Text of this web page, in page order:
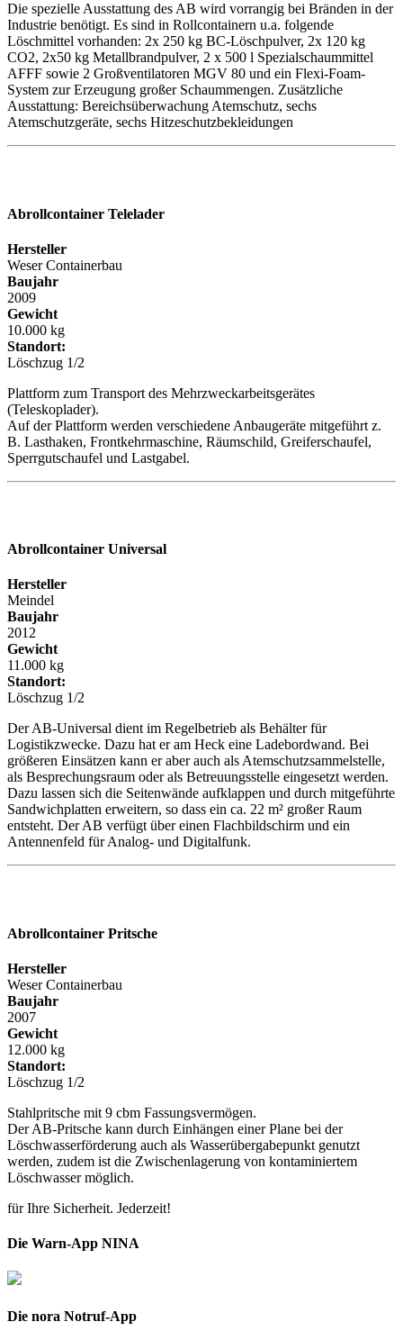
Die spezielle Ausstattung des AB wird vorrangig bei Bränden in der
Industrie benötigt. Es sind in Rollcontainern u.a. folgende
Löschmittel vorhanden: 2x 250 kg BC-Löschpulver, 2x 120 kg
CO2, 2x50 kg Metallbrandpulver, 2 x 500 l Spezialschaummittel
AFFF sowie 2 Großventilatoren MGV 80 und ein Flexi-Foam-
System zur Erzeugung großer Schaummengen. Zusätzliche
Ausstattung: Bereichsüberwachung Atemschutz, sechs
Atemschutzgeräte, sechs Hitzeschutzbekleidungen
Abrollcontainer Telelader
Hersteller
Weser Containerbau
Baujahr
2009
Gewicht
10.000 kg
Standort:
Löschzug 1/2
Plattform zum Transport des Mehrzweckarbeitsgerätes
(Teleskoplader).
Auf der Plattform werden verschiedene Anbaugeräte mitgeführt z.
B. Lasthaken, Frontkehrmaschine, Räumschild, Greiferschaufel,
Sperrgutschaufel und Lastgabel.
Abrollcontainer Universal
Hersteller
Meindel
Baujahr
2012
Gewicht
11.000 kg
Standort:
Löschzug 1/2
Der AB-Universal dient im Regelbetrieb als Behälter für
Logistikzwecke. Dazu hat er am Heck eine Ladebordwand. Bei
größeren Einsätzen kann er aber auch als Atemschutzsammelstelle,
als Besprechungsraum oder als Betreuungsstelle eingesetzt werden.
Dazu lassen sich die Seitenwände aufklappen und durch mitgeführte
Sandwichplatten erweitern, so dass ein ca. 22 m² großer Raum
entsteht. Der AB verfügt über einen Flachbildschirm und ein
Antennenfeld für Analog- und Digitalfunk.
Abrollcontainer Pritsche
Hersteller
Weser Containerbau
Baujahr
2007
Gewicht
12.000 kg
Standort:
Löschzug 1/2
Stahlpritsche mit 9 cbm Fassungsvermögen.
Der AB-Pritsche kann durch Einhängen einer Plane bei der
Löschwasserförderung auch als Wasserübergabepunkt genutzt
werden, zudem ist die Zwischenlagerung von kontaminiertem
Löschwasser möglich.
für Ihre Sicherheit. Jederzeit!
Die Warn-App NINA
Die nora Notruf-App